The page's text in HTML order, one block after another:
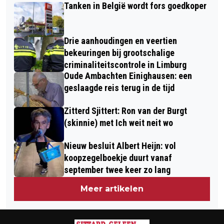
ZORGT TIJDELIJK VOOR AFSLUITING
A76-AFRITTEN
Tanken in België wordt fors goedkoper
Drie aanhoudingen en veertien
bekeuringen bij grootschalige
criminaliteitscontrole in Limburg
Oude Ambachten Einighausen: een
geslaagde reis terug in de tijd
Zitterd Sjittert: Ron van der Burgt
(skinnie) met Ich weit neit wo
Nieuw besluit Albert Heijn: vol
koopzegelboekje duurt vanaf
september twee keer zo lang
Meer artikelen